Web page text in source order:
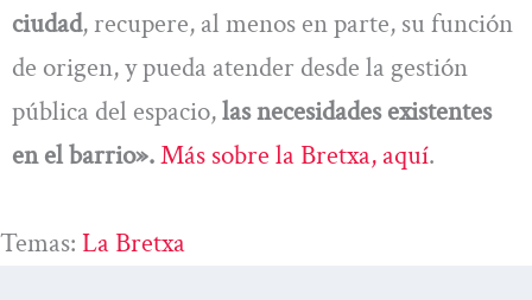
ciudad, recupere, al menos en parte, su función
de origen, y pueda atender desde la gestión
pública del espacio,las necesidades existentes
en el barrio».Más sobre la Bretxa, aquí.
Temas: La Bretxa